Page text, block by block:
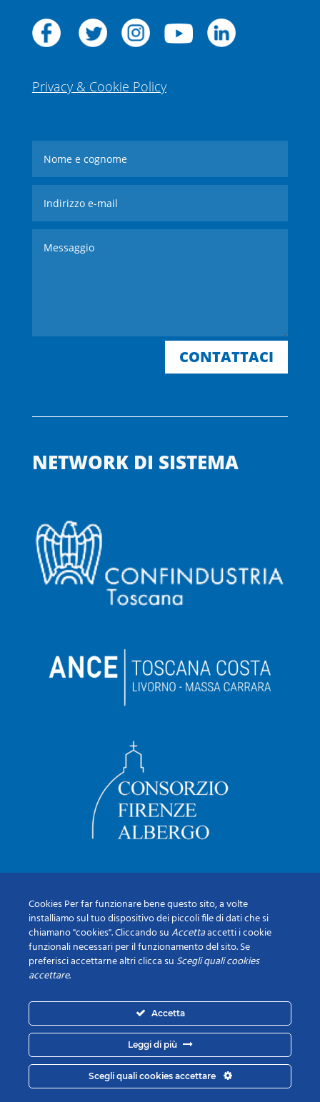
Privacy & Cookie Policy
CONTATTACI
NETWORK DI SISTEMA
Cookies Per far funzionare bene questo sito, a volte
installiamo sul tuo dispositivo dei piccoli file di dati che si
chiamano "cookies". Cliccando suAccettaaccetti i cookie
funzionali necessari per il funzionamento del sito. Se
preferisci accettarne altri clicca su Scegli quali cookies
accettare.
Accetta
Leggi di più
Scegli quali cookies accettare